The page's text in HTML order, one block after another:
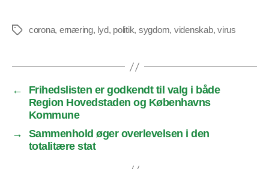
Tagscorona, ernæring, lyd, politik, sygdom, videnskab,virus
←
Frihedslisten er godkendt til valg i både
Region Hovedstaden og Københavns
Kommune
→
Sammenhold øger overlevelsen i den
totalitære stat